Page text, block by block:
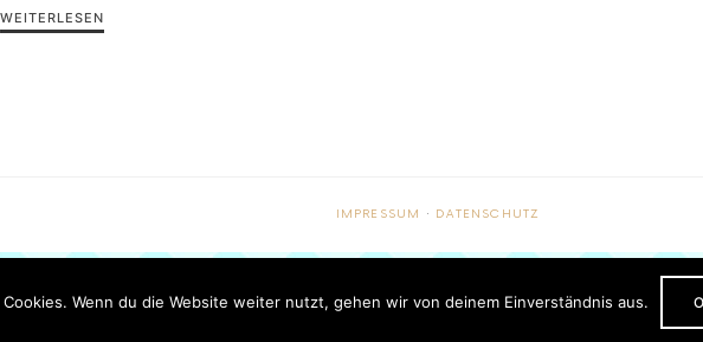
WEITERLESEN
IMPRESSUM · DATENSCHUTZ
Wenn du die Website weiter nutzt, gehen wir von deinem Einverständnis aus.